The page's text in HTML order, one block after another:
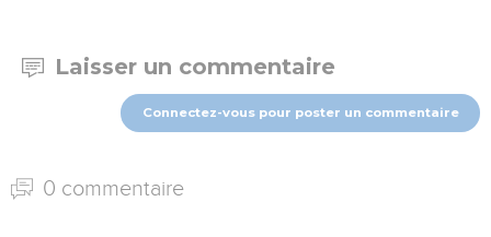
Laisser un commentaire
Connectez-vous pour poster un commentaire
0 commentaire